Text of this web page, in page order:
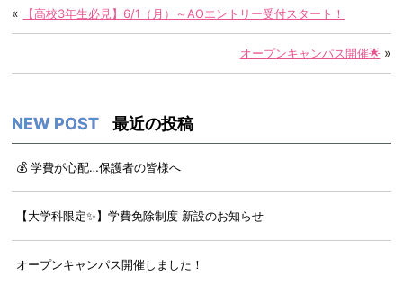
« 【高校3年生必見】6/1（月）～AOエントリー受付スタート！
オープンキャンパス開催🌟»
最近の投稿
💰 学費が心配…保護者の皆様へ
【大学科限定✨】学費免除制度 新設のお知らせ
オープンキャンパス開催しました！